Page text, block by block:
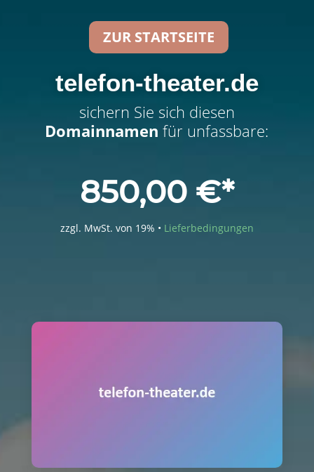
telefon-theater.de
sichern Sie sich diesen
Domainnamen für unfassbare:
850,00 €
zzgl. MwSt. von 19% • Lieferbedingungen
ZUR STARTSEITE